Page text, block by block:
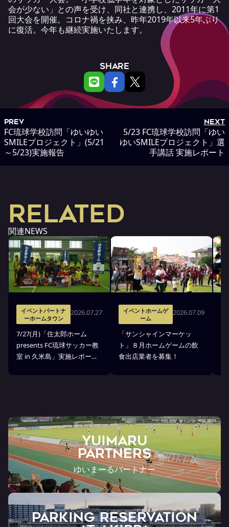
会が少ない」との声を受け、同社と連携し、2011年に第1
回大会を開催。コロナ禍を挟み、昨年2019年以来5年ぶり
に復活。今年も継続実施いたします。
SHARE
PREV
FC琉球学校訪問「ゆいゆい
SMILEプロジェクト」(5/21
～5/23)実施報告
NEXT
5/23 FC琉球学校訪問「ゆい
ゆいSMILEプロジェクト」選
手講話 実施レポート
RELATED
関連NEWS
イベントパートナ
ーホームタウン
2026.07.27
7/27(月)「住太郎ホーム
presents FC琉球サッカー教
室 in 久米島」実施レポー
イベントホームゲ
ーム
2026.07.09
「サンシャインマーケッ
ト」８月ホームゲームの飲
食出店業者を募集！
YUIMARU
Partners
ゆいまーるパートナー
PARKING RESERVATION